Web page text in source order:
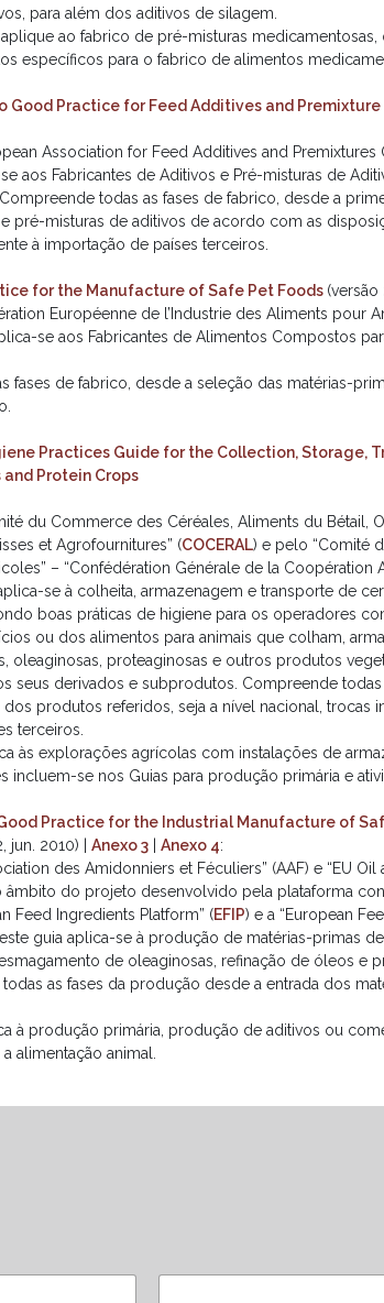
para além dos aditivos de silagem.
ao fabrico de pré-misturas medicamentosas,
específicos para o fabrico de alimentos
Good Practice for Feed Additives and
Association for Feed Additives and Premixtures
aos Fabricantes de Aditivos e Pré-misturas de
todas as fases de fabrico, desde a
pré-misturas de aditivos de acordo com as
à importação de países terceiros.
for the Manufacture of Safe Pet Foods (versão
Européenne de l’Industrie des Aliments pour
se aos Fabricantes de Alimentos Compostos
fases de fabrico, desde a seleção das matérias-
Practices Guide for the Collection, Storage,
Protein Crops
du Commerce des Céréales, Aliments du Bétail,
et Agrofournitures” (COCERAL) e pelo “Comité
– “Confédération Générale de la Coopération
se à colheita, armazenagem e transporte de
boas práticas de higiene para os operadores
ou dos alimentos para animais que colham,
oleaginosas, proteaginosas e outros produtos
seus derivados e subprodutos. Compreende
produtos referidos, seja a nível nacional, trocas
terceiros.
às explorações agrícolas com instalações de
incluem-se nos Guias para produção primária e
Practice for the Industrial Manufacture of
jun. 2010) | Anexo 3 Anexo 4:
des Amidonniers et Féculiers” (AAF) e “EU Oil
âmbito do projeto desenvolvido pela plataforma
Feed Ingredients Platform” (EFIP) e a “European
guia aplica-se à produção de matérias-primas
de oleaginosas, refinação de óleos e
as fases da produção desde a entrada dos
à produção primária, produção de aditivos ou
alimentação animal.